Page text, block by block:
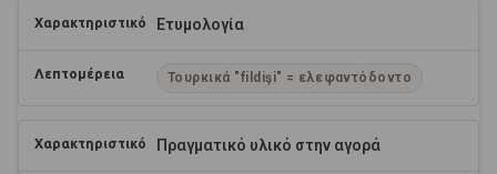
Ετυμολογία
Τουρκικά "fildişi" = ελεφαντόδοντο
Πραγματικό υλικό στην αγορά